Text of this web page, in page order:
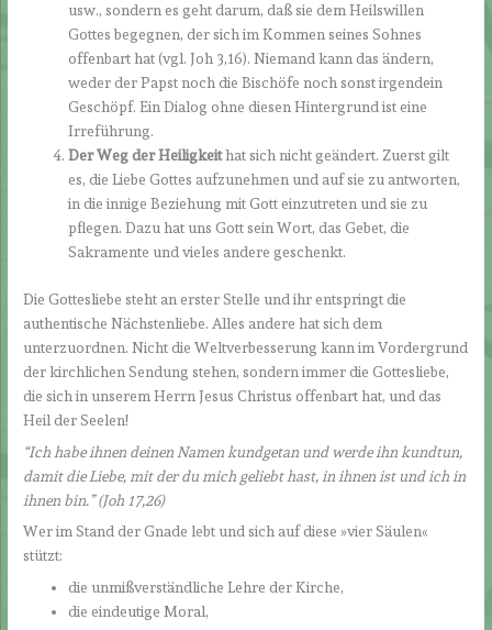
usw., sondern es geht darum, daß sie dem Heilswillen
Gottes begegnen, der sich im Kommen seines Sohnes
offenbart hat (vgl. Joh 3,16). Niemand kann das ändern,
weder der Papst noch die Bischöfe noch sonst irgendein
Geschöpf. Ein Dialog ohne diesen Hintergrund ist eine
Irreführung.
Der Weg der Heiligkeithat sich nicht geändert. Zuerst gilt
es, die Liebe Gottes aufzunehmen und auf sie zu antworten,
in die innige Beziehung mit Gott einzutreten und sie zu
pflegen. Dazu hat uns Gott sein Wort, das Gebet, die
Sakramente und vieles andere geschenkt.
Die Gottesliebe steht an erster Stelle und ihr entspringt die
authentische Nächstenliebe. Alles andere hat sich dem
unterzuordnen. Nicht die Weltverbesserung kann im Vordergrund
der kirchlichen Sendung stehen, sondern immer die Gottesliebe,
die sich in unserem Herrn Jesus Christus offenbart hat, und das
Heil der Seelen!
“Ich habe ihnen deinen Namen kundgetan und werde ihn kundtun,
damit die Liebe, mit der du mich geliebt hast, in ihnen ist und ich in
ihnen bin.” (Joh 17,26)
Wer im Stand der Gnade lebt und sich auf diese »vier Säulen«
stützt:
die unmißverständliche Lehre der Kirche,
die eindeutige Moral,